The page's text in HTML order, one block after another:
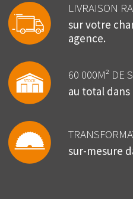
LIVRAISON
sur votre
agence.
60 000M² DE
au total dans
sur-mesure